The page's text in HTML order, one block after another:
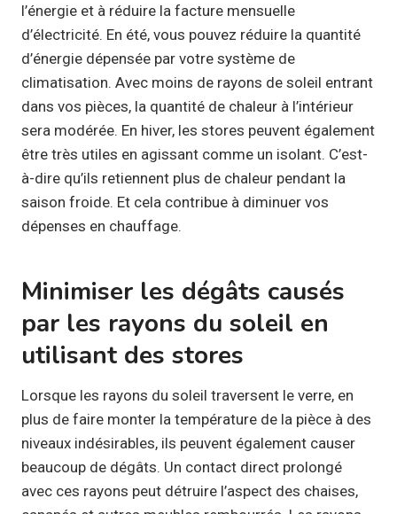
l’énergie et à réduire la facture mensuelle
d’électricité. En été, vous pouvez réduire la quantité
d’énergie dépensée par votre système de
climatisation. Avec moins de rayons de soleil entrant
dans vos pièces, la quantité de chaleur à l’intérieur
sera modérée. En hiver, les stores peuvent également
être très utiles en agissant comme un isolant. C’est-
à-dire qu’ils retiennent plus de chaleur pendant la
saison froide. Et cela contribue à diminuer vos
dépenses en chauffage.
Minimiser les dégâts causés
par les rayons du soleil en
utilisant des stores
Lorsque les rayons du soleil traversent le verre, en
plus de faire monter la température de la pièce à des
niveaux indésirables, ils peuvent également causer
beaucoup de dégâts. Un contact direct prolongé
avec ces rayons peut détruire l’aspect des chaises,